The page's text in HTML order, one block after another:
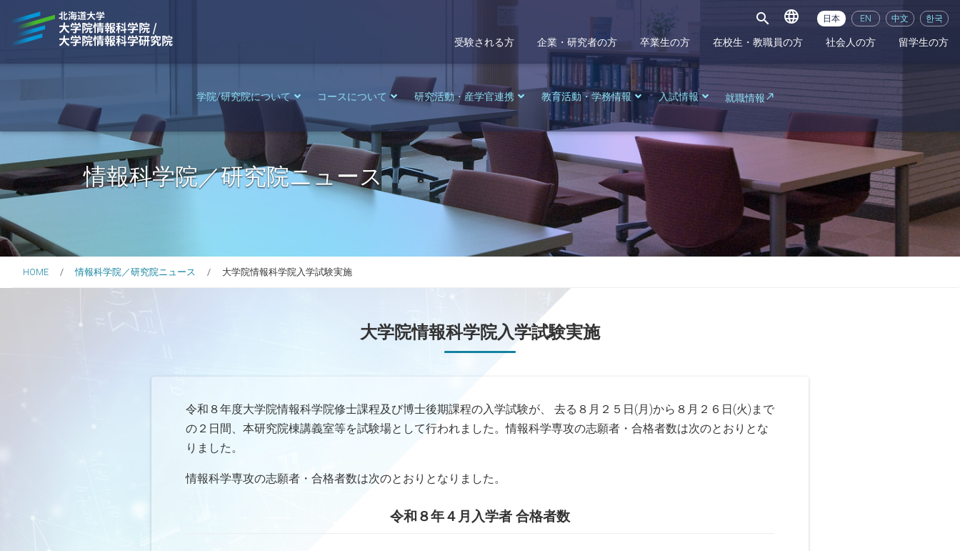
search language 日本 EN 中文 한국
受験される方 企業・研究者の方 卒業生の方 在校生・教職員の方 社会人の方 留学生の方
学院/研究院について コースについて 研究活動・産学官連携 教育活動・学務情報 入試情報 就職情報
情報科学院／研究院ニュース
HOME 情報科学院／研究院ニュース 大学院情報科学院入学試験実施
大学院情報科学院入学試験実施
令和８年度大学院情報科学院修士課程及び博士後期課程の入学試験が、 去る８月２５日(月)から８月２６日(火)まで
の２日間、本研究院棟講義室等を試験場として行われました。情報科学専攻の志願者・合格者数は次のとおりとな
りました。
情報科学専攻の志願者・合格者数は次のとおりとなりました。
令和８年４月入学者 合格者数